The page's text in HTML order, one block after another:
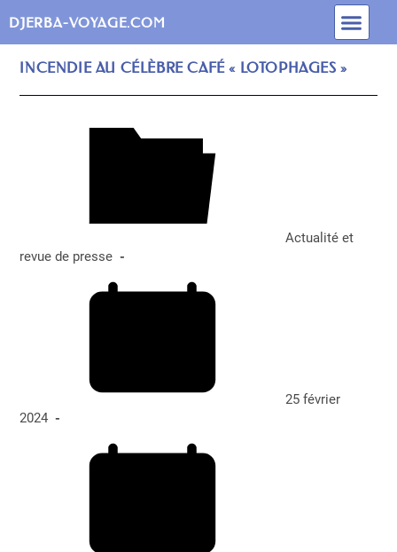
DJERBA-VOYAGE.COM
INCENDIE AU CÉLÈBRE CAFÉ « LOTOPHAGES »
Actualité et
revue de presse
25 février
2024